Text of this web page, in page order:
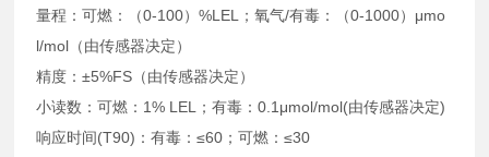
量程：可燃：（0-100）%LEL；氧气/有毒：（0-1000）μmo
l/mol（由传感器决定）
精度：±5%FS（由传感器决定）
小读数：可燃：1% LEL；有毒：0.1μmol/mol(由传感器决定)
响应时间(T90)：有毒：≤60；可燃：≤30